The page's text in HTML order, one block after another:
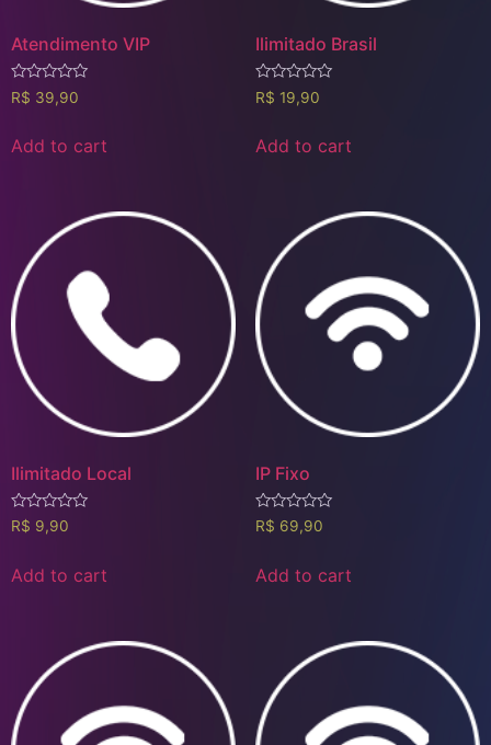
Atendimento VIP
Rated
0
5
R$ 39,90
Add to cart
Ilimitado Brasil
Rated
0
5
R$ 19,90
Add to cart
Ilimitado Local
Rated
0
5
R$ 9,90
Add to cart
IP Fixo
Rated
0
5
R$ 69,90
Add to cart